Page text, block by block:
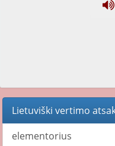
Lietuviški vertimo
elementorius